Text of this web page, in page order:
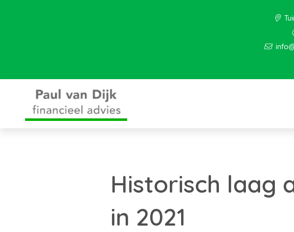
Historisch laag
in 2021